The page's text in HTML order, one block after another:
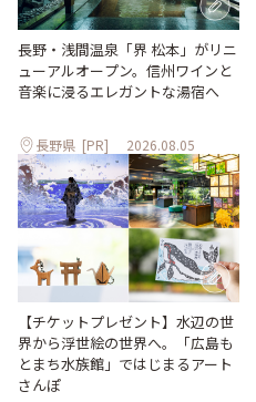
長野・浅間温泉「界 松本」がリニ
ューアルオープン。信州ワインと
音楽に浸るエレガントな湯宿へ
長野県 [PR] 2026.08.05
【チケットプレゼント】水辺の世
界から浮世絵の世界へ。「広島も
とまち水族館」ではじまるアート
さんぽ